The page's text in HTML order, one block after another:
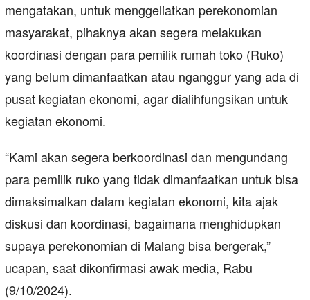
mengatakan, untuk menggeliatkan perekonomian
masyarakat, pihaknya akan segera melakukan
koordinasi dengan para pemilik rumah toko (Ruko)
yang belum dimanfaatkan atau nganggur yang ada di
pusat kegiatan ekonomi, agar dialihfungsikan untuk
kegiatan ekonomi.
“Kami akan segera berkoordinasi dan mengundang
para pemilik ruko yang tidak dimanfaatkan untuk bisa
dimaksimalkan dalam kegiatan ekonomi, kita ajak
diskusi dan koordinasi, bagaimana menghidupkan
supaya perekonomian di Malang bisa bergerak,”
ucapan, saat dikonfirmasi awak media, Rabu
(9/10/2024).